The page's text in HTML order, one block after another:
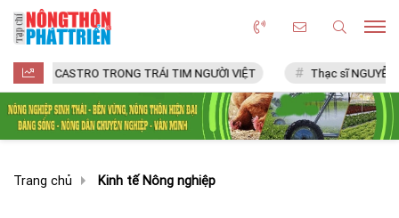
TRONG TRÁI TIM NGƯỜI VIỆT Thạc sĩ NGUYỄN VĂN CHÍ
Trang chủ Kinh tế Nông nghiệp